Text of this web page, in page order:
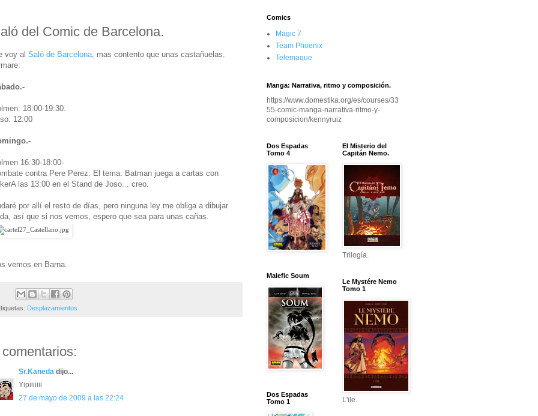
del Comic de Barcelona.
voy al Saló de Barcelona, mas contento que unas castañuelas.
18:00-19:30.
12:00
16:30-18:00-
contra Pere Perez. El tema: Batman juega a cartas con
las 13:00 en el Stand de Joso... creo.
por allí el resto de días, pero ninguna ley me obliga a dibujar
así que si nos vemos, espero que sea para unas cañas.
vemos en Barna.
Desplazamientos
Sr.Kaneda dijo...
Yipiiiiiii
27 de mayo de 2009 a las 22:24
Comics
Magic 7
Team Phoenix
Telemaque
Manga: Narrativa, ritmo y composición.
https://www.domestika.org/es/courses/33
55-comic-manga-narrativa-ritmo-y-
composicion/kennyruiz
Dos Espadas
Tomo 4
Malefic Soum
Dos Espadas
Tomo 1
El Misterio del
Capitán Nemo.
Trilogía.
Le Mystére Nemo
Tomo 1
L'ile.